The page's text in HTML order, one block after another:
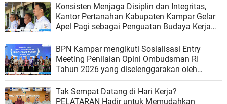
Konsisten Menjaga Disiplin dan Integritas,
Kantor Pertanahan Kabupaten Kampar Gelar
Apel Pagi sebagai Penguatan Budaya Kerja
Organisasi
BPN Kampar mengikuti Sosialisasi Entry
Meeting Penilaian Opini Ombudsman RI
Tahun 2026 yang diselenggarakan oleh
Ombudsman RI
Tak Sempat Datang di Hari Kerja?
PELATARAN Hadir untuk Memudahkan